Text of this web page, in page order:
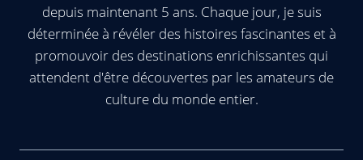
depuis maintenant 5 ans. Chaque jour, je suis
déterminée à révéler des histoires fascinantes et à
promouvoir des destinations enrichissantes qui
attendent d'être découvertes par les amateurs de
culture du monde entier.